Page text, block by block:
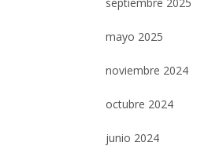
mayo 2025
noviembre 2024
octubre 2024
junio 2024